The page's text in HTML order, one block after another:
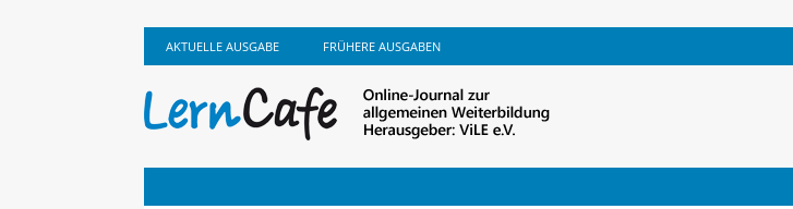
AKTUELLE AUSGABE FRÜHERE AUSGABEN